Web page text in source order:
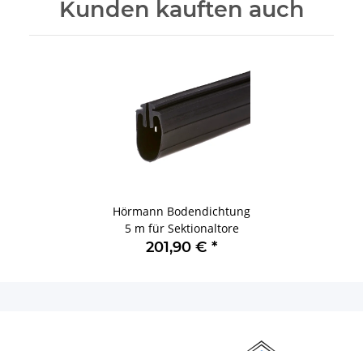
Kunden kauften auch
Hörmann Bodendichtung
5 m für Sektionaltore
201,90 € *